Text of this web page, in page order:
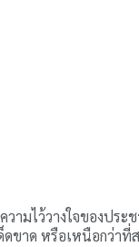
วามไว้วางใจของป
าด หรือเหนือกว่าที่